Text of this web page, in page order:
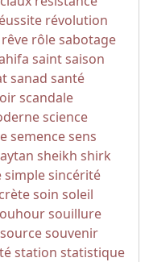
révolution
rêve rôlesabotage
saintsaison
sanad santé
scandale
science
semencesens
sheikh shirk
simplesincérité
soin soleil
souillure
sourcesouvenir
station statistique